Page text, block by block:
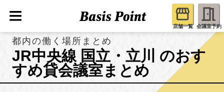
店舗一覧 会議室予約
都内の働く場所まとめ
JR中央線 国立・立川 のおす
すめ貸会議室まとめ